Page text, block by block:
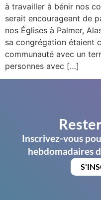
à travailler à bénir nos
serait encourageant de
nos Églises à Palmer,
sa congrégation étaient
communauté avec un
personnes avec […]
Inscrivez-vous
hebdomadaires